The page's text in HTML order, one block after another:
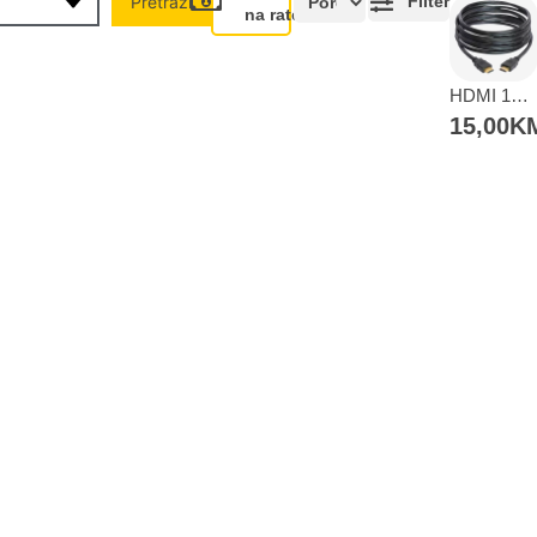
na rate
HDMI 10 metara
15,00
Domaćinstvo
banka
Intesa Sanpaolo banka
VISA Inspire do 12 rata
UniCredit banka
MasterCard Obročna
UniCredit